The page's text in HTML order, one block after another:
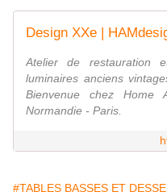
Atelier de restauration
luminaires anciens
Bienvenue chez Home
Normandie - Paris.
#TABLES BASSES ET